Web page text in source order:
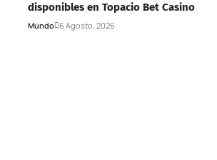
disponibles en Topacio Bet Casino
Mundo 6 Agosto, 2026